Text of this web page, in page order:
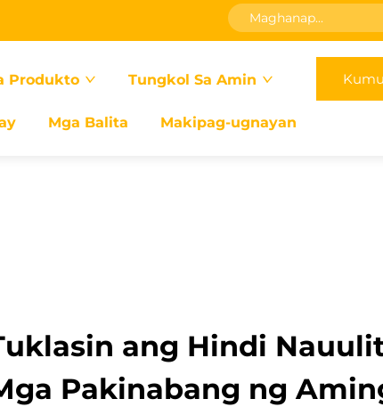
Produkto Tungkol Sa Amin
Mga Balita Makipag-ugnayan
ang Hindi
Pakinabang ng